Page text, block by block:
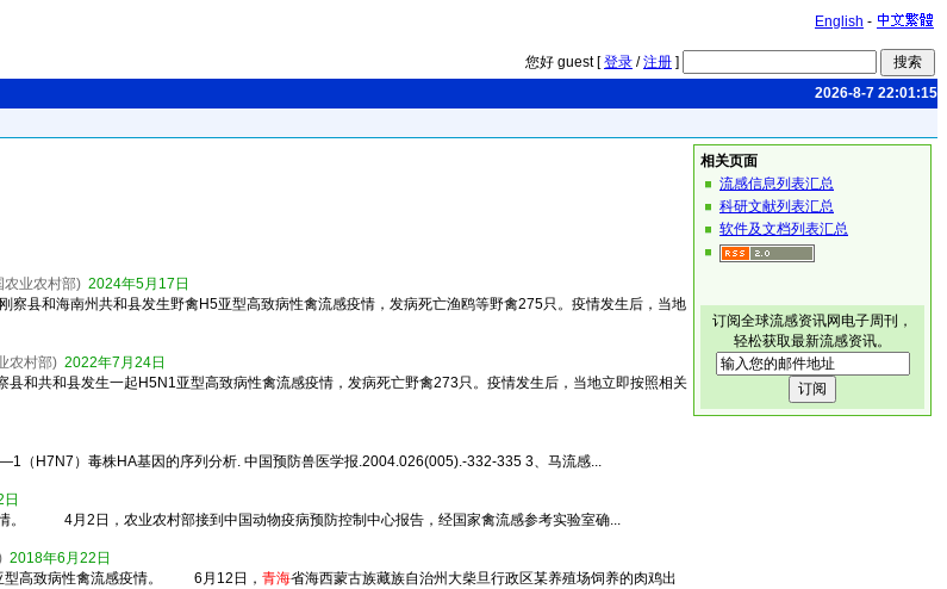
English -
您好 guest [登录 /注册 ]
2026-8-7 22:01:15
农业农村部) 2024年5月17日
察县和海南州共和县发生野禽H5亚型高致病性禽流感疫情，发病死亡渔鸥等野禽275只。疫情发生后，当地
农村部) 2022年7月24日
县和共和县发生一起H5N1亚型高致病性禽流感疫情，发病死亡野禽273只。疫情发生后，当地立即按照相关
（H7N7）毒株HA基因的序列分析. 中国预防兽医学报.2004.026(005).-332-335 3、马流感...
。 4月2日，农业农村部接到中国动物疫病预防控制中心报告，经国家禽流感参考实验室确...
2018年6月22日
型高致病性禽流感疫情。 6月12日， 青海省海西蒙古族藏族自治州大柴旦行政区某养殖场饲养的肉鸡出
相关页面
流感信息列表汇总
科研文献列表汇总
软件及文档列表汇总
订阅全球流感资讯网电子周刊，
轻松获取最新流感资讯。